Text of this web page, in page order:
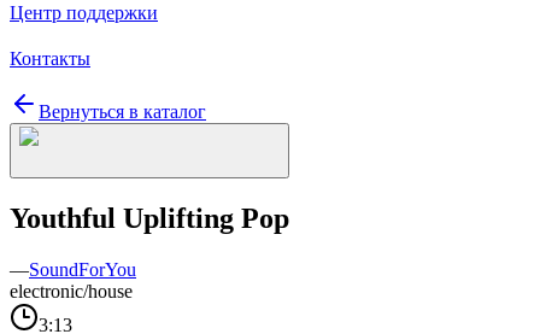
Центр поддержки
Контакты
Вернуться в каталог
Youthful Uplifting Pop
—SoundForYou
electronic/house
3:13